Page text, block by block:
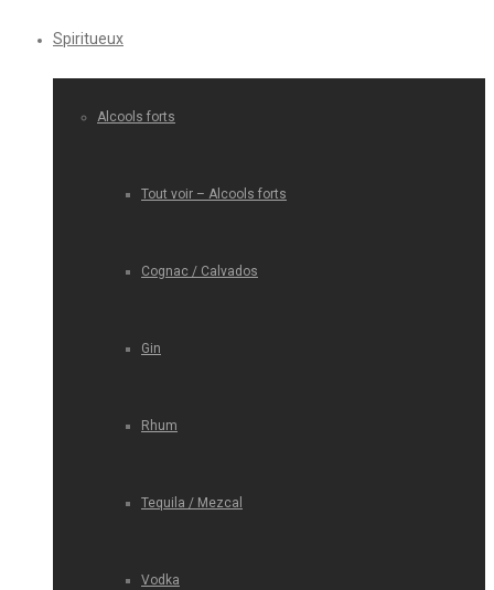
Spiritueux
Alcools forts
Tout voir – Alcools forts
Cognac / Calvados
Gin
Rhum
Tequila / Mezcal
Vodka